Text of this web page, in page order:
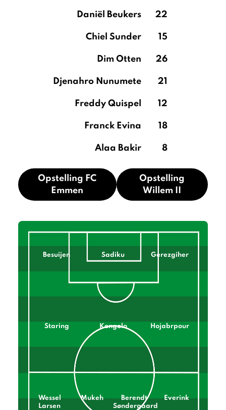
Daniël Beukers 22
Chiel Sunder 15
Dim Otten 26
Djenahro Nunumete 21
Freddy Quispel 12
Franck Evina 18
Alaa Bakir 8
Opstelling FC
Emmen
Opstelling
Willem II
Besuijen Sadiku Gerezgiher
Staring Kongolo Hojabrpour
Wessel
Larsen
Mukeh
Berendt
Søndergaard
Everink